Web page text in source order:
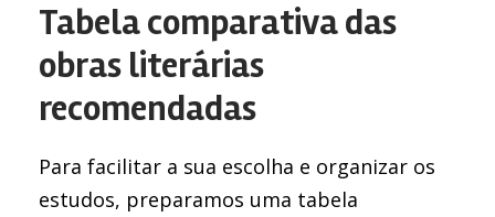
Tabela comparativa das
obras literárias
recomendadas
Para facilitar a sua escolha e organizar os
estudos, preparamos uma tabela